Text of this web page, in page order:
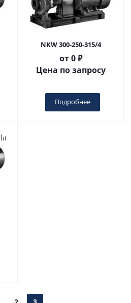
NKW 300-250-315/4
от0 ₽
Цена по запросу
Подробнее